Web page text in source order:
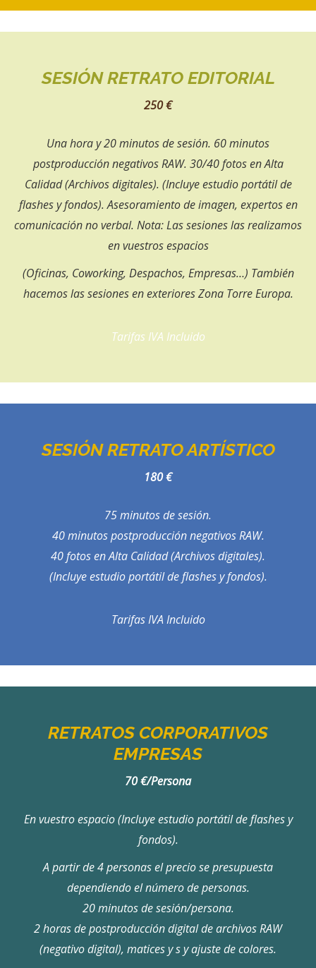
SESIÓN RETRATO EDITORIAL
250 €
Una hora y 20 minutos de sesión. 60 minutos
postproducción negativos RAW. 30/40 fotos en Alta
Calidad (Archivos digitales). (Incluye estudio portátil de
flashes y fondos). Asesoramiento de imagen, expertos en
comunicación no verbal. Nota: Las sesiones las realizamos
en vuestros espacios
(Oficinas, Coworking, Despachos, Empresas…) También
hacemos las sesiones en exteriores Zona Torre Europa.
Tarifas IVA Incluido
SESIÓN RETRATO ARTÍSTICO
180 €
75 minutos de sesión.
40 minutos postproducción negativos RAW.
40 fotos en Alta Calidad (Archivos digitales).
(Incluye estudio portátil de flashes y fondos).
Tarifas IVA Incluido
RETRATOS CORPORATIVOS
EMPRESAS
70 €/Persona
En vuestro espacio (Incluye estudio portátil de flashes y
fondos).
A partir de 4 personas el precio se presupuesta
dependiendo el número de personas.
20 minutos de sesión/persona.
2 horas de postproducción digital de archivos RAW
(negativo digital), matices y s y ajuste de colores.